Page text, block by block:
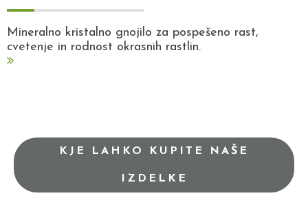
Mineralno kristalno gnojilo za pospešeno rast,
cvetenje in rodnost okrasnih rastlin.
KJE LAHKO KUPITE NAŠE
IZDELKE